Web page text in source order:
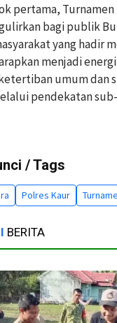
pertama, Turnamen
bagi publik
yang hadir
menjadi
umum dan
pendekatan
/ Tags
Polres Kaur
BERITA